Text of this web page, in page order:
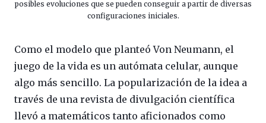
posibles evoluciones que se pueden conseguir a partir de diversas
configuraciones iniciales.
Como el modelo que planteó Von Neumann, el
juego de la vida es un autómata celular, aunque
algo más sencillo. La popularización de la idea a
través de una revista de divulgación científica
llevó a matemáticos tanto aficionados como